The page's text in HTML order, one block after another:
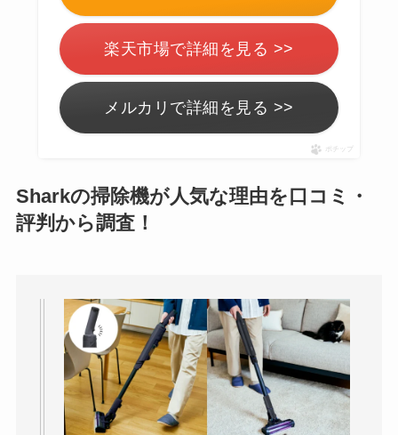
楽天市場で詳細を見る >>
メルカリで詳細を見る >>
ポチップ
Sharkの掃除機が人気な理由を口コミ・
評判から調査！